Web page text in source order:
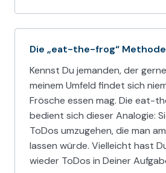
Die „eat-the-frog“ Methode
Kennst Du jemanden, der
meinem Umfeld findet sich
Frösche essen mag. Die eat-
bedient sich dieser Analogie:
ToDos umzugehen, die man
lassen würde. Vielleicht hast
wieder ToDos in Deiner